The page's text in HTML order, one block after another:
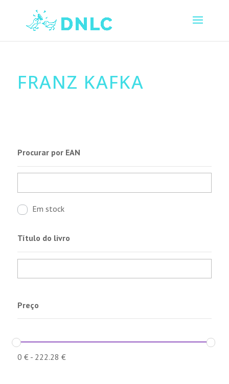
FRANZ KAFKA
Procurar por EAN
Em stock
Título do livro
Preço
0 €- 222.28 €